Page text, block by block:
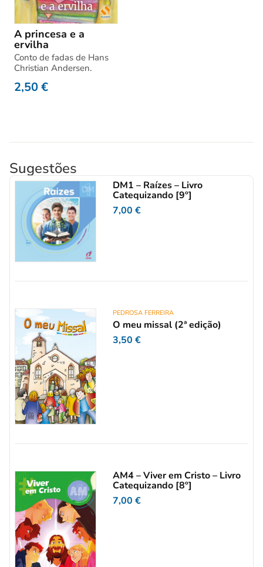
A princesa e a
ervilha
Conto de fadas de Hans
Christian Andersen.
2,50€
Sugestões
DM1 – Raízes – Livro
Catequizando [9º]
7,00€
PEDROSA FERREIRA
O meu missal (2ª edição)
3,50€
AM4 – Viver em Cristo – Livro
Catequizando [8º]
7,00€